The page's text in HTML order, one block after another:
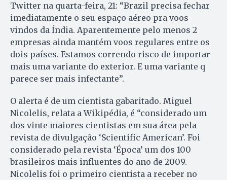
Twitter na quarta-feira, 21: “Brazil precisa fechar
imediatamente o seu espaço aéreo pra voos
vindos da Índia. Aparentemente pelo menos 2
empresas ainda mantém voos regulares entre os
dois países. Estamos correndo risco de importar
mais uma variante do exterior. E uma variante q
parece ser mais infectante”.
O alerta é de um cientista gabaritado. Miguel
Nicolelis, relata a Wikipédia, é “considerado um
dos vinte maiores cientistas em sua área pela
revista de divulgação ‘Scientific American’. Foi
considerado pela revista ‘Época’ um dos 100
brasileiros mais influentes do ano de 2009.
Nicolelis foi o primeiro cientista a receber no